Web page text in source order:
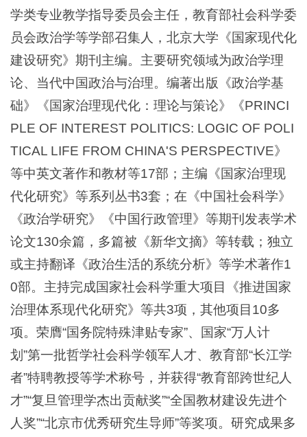
学类专业教学指导委员会主任，教育部社会科学委
员会政治学等学部召集人，北京大学《国家现代化
建设研究》期刊主编。主要研究领域为政治学理
论、当代中国政治与治理。编著出版《政治学基
础》《国家治理现代化：理论与策论》《PRINCI
PLE OF INTEREST POLITICS: LOGIC OF POLI
TICAL LIFE FROM CHINA'S PERSPECTIVE》
等中英文著作和教材等17部；主编《国家治理现
代化研究》等系列丛书3套；在《中国社会科学》
《政治学研究》《中国行政管理》等期刊发表学术
论文130余篇，多篇被《新华文摘》等转载；独立
或主持翻译《政治生活的系统分析》等学术著作1
0部。主持完成国家社会科学重大项目《推进国家
治理体系现代化研究》等共3项，其他项目10多
项。荣膺“国务院特殊津贴专家”、国家“万人计
划”第一批哲学社会科学领军人才、教育部“长江学
者”特聘教授等学术称号，并获得“教育部跨世纪人
才”“复旦管理学杰出贡献奖”“全国教材建设先进个
人奖”“北京市优秀研究生导师”等奖项。研究成果多